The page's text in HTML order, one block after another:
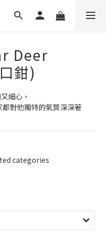
Deer
鉗)
細心，
對他獨特的氣質深深著
categories